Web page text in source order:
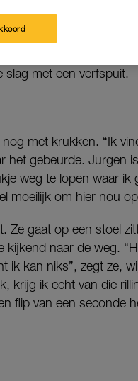
en kan nog
slag met een verfspuit.
met krukken. “Ik
het gebeurde. Jurgen
weg te lopen waar ik
moeilijk om hier nou
Ze gaat op een stoel
kijkend naar de weg.
ik kan niks”, zegt ze,
krijg ik echt van die
flip van een seconde